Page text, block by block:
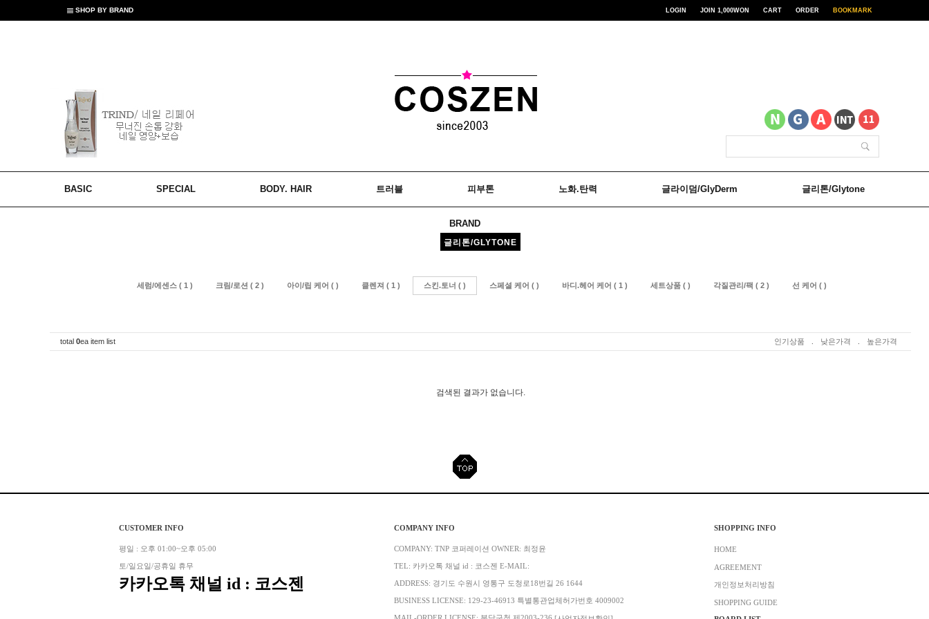
SHOP BY BRAND LOGIN JOIN 1,000WON CART ORDER BOOKMARK
BASIC SPECIAL BODY. HAIR 트러블 피부톤 노화.탄력 글라이덤/GlyDerm 글리톤/Glytone
BRAND
글리톤/GLYTONE
세럼/에센스 ( 1 ) 크림/로션 ( 2 ) 아이/립 케어 ( ) 클렌져 ( 1 ) 스킨.토너 ( ) 스페셜 케어 ( ) 바디.헤어 케어 ( 1 ) 세트상품 ( ) 각질관리/팩 ( 2 ) 선 케어 ( )
total 0ea item list 인기상품 낮은가격 높은가격
검색된 결과가 없습니다.
CUSTOMER INFO
평일 : 오후 01:00~오후 05:00
토/일요일/공휴일 휴무
카카오톡 채널 id : 코스젠
COMPANY INFO
COMPANY: TNP 코퍼레이션 OWNER: 최정윤
TEL: 카카오톡 채널 id : 코스젠 E-MAIL:
ADDRESS: 경기도 수원시 영통구 도청로18번길 26 1644
BUSINESS LICENSE: 129-23-46913 특별통관업체허가번호 4009002
SHOPPING INFO
HOME
AGREEMENT
개인정보처리방침
SHOPPING GUIDE